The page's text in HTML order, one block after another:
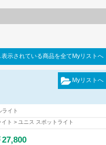
ポールライト
建築外構・景観演出用照明 > 屋外スポットライト > ユニス スポットライト
27,800